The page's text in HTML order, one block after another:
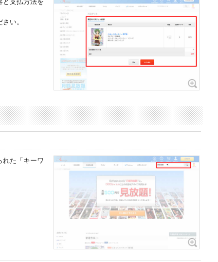
と支払方法を
い。
れた「キーワ